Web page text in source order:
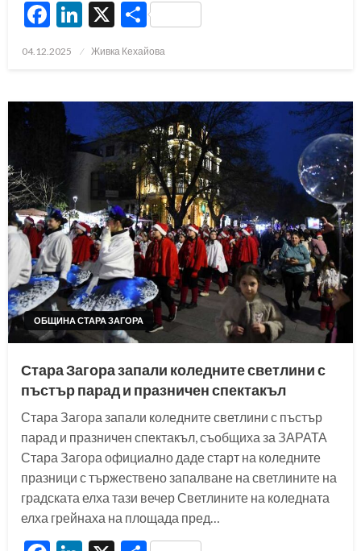
Facebook
LinkedIn
X Share
Posted
04.12.2025 Живка Кехайова
ОБЩИНА СТАРА ЗАГОРА
Стара Загора запали коледните светлини с
пъстър парад и празничен спектакъл
Стара Загора запали коледните светлини с пъстър
парад и празничен спектакъл, съобщиха за ЗАРАТА
Стара Загора официално даде старт на коледните
празници с тържествено запалване на светлините на
градската елха тази вечер Светлините на коледната
елха грейнаха на площада пред…